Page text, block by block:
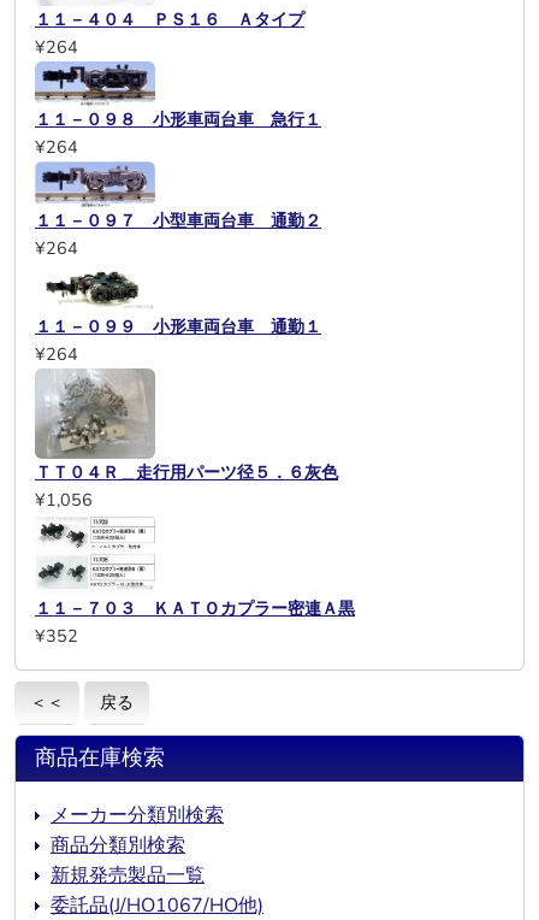
１１－４０４ ＰＳ１６ Ａタイプ
¥264
１１－０９８ 小形車両台車 急行１
¥264
１１－０９７ 小型車両台車 通勤２
¥264
１１－０９９ 小形車両台車 通勤１
¥264
ＴＴ０４Ｒ＿走行用パーツ径５．６灰色
¥1,056
１１－７０３ ＫＡＴＯカプラー密連Ａ黒
¥352
＜＜ 戻る
商品在庫検索
メーカー分類別検索
商品分類別検索
新規発売製品一覧
委託品(J/HO1067/HO他)